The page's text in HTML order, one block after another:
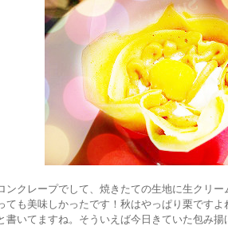
ンクレープでして、焼きたての生地に生クリ
ても美味しかったです！秋はやっぱり栗です
書いてますね。そういえば今日きていた包み